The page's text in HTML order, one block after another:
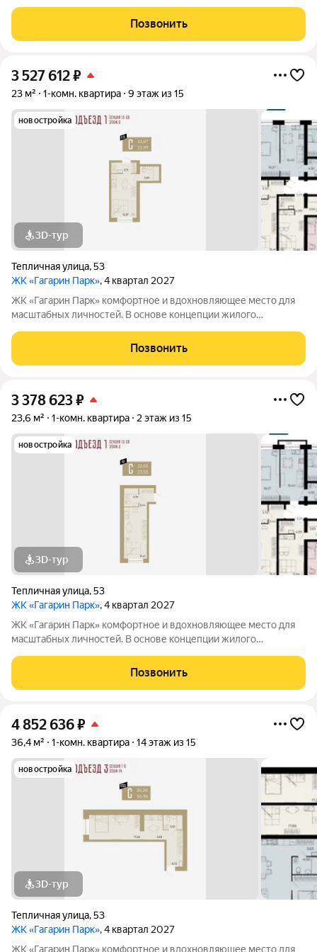
великого летчика-космонавта и героя СССР. Жилой квартал
«Гагарин Парк» расположился в
Позвонить
3 527 612₽
23 м² 1-комн. квартира 9 этаж из 15
новостройка
3D-тур
Тепличная улица,53
ЖК «Гагарин Парк», 4 квартал 2027
ЖК «Гагарин Парк» комфортное и вдохновляющее место для
масштабных личностей. В основе концепции жилого
великого летчика-космонавта и героя СССР. Жилой квартал
«Гагарин Парк» расположился в
Позвонить
3 378 623₽
23,6 м² 1-комн. квартира 2 этаж из 15
новостройка
3D-тур
Тепличная улица,53
ЖК «Гагарин Парк», 4 квартал 2027
ЖК «Гагарин Парк» комфортное и вдохновляющее место для
масштабных личностей. В основе концепции жилого
великого летчика-космонавта и героя СССР. Жилой квартал
«Гагарин Парк» расположился в
Позвонить
4 852 636₽
36,4 м² 1-комн. квартира 14 этаж из 15
новостройка
3D-тур
Тепличная улица,53
ЖК «Гагарин Парк», 4 квартал 2027
ЖК «Гагарин Парк» комфортное и вдохновляющее место для